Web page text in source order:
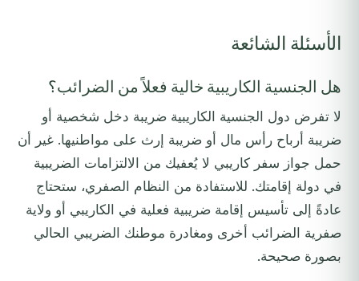
الأسئلة الشائعة
هل الجنسية الكاريبية خالية فعلاً من الضرائب؟
لا تفرض دول الجنسية الكاريبية ضريبة دخل شخصية أو
ضريبة أرباح رأس مال أو ضريبة إرث على مواطنيها. غير أن
حمل جواز سفر كاريبي لا يُعفيك من الالتزامات الضريبية
في دولة إقامتك. للاستفادة من النظام الصفري، ستحتاج
عادةً إلى تأسيس إقامة ضريبية فعلية في الكاريبي أو ولاية
صفرية الضرائب أخرى ومغادرة موطنك الضريبي الحالي
بصورة صحيحة.